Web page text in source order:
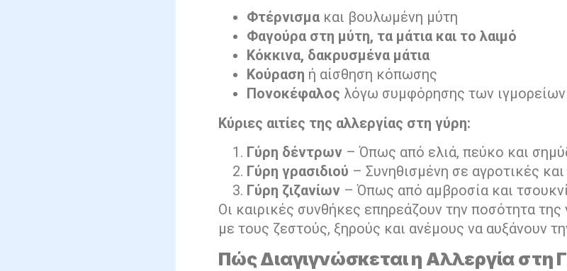
Φτέρνισμα και βουλωμένη μύτη
Φαγούρα στη μύτη, τα μάτια και το λαιμό
Κόκκινα, δακρυσμένα μάτια
Κούραση ή αίσθηση κόπωσης
Πονοκέφαλος λόγω συμφόρησης των ιγμορείων
Κύριες αιτίες της αλλεργίας στη γύρη:
Γύρη δέντρων – Όπως από ελιά, πεύκο και
Γύρη γρασιδιού – Συνηθισμένη σε αγροτικές
Γύρη ζιζανίων – Όπως από αμβροσία και
Οι καιρικές συνθήκες επηρεάζουν την ποσότητα
με τους ζεστούς, ξηρούς και ανέμους να αυξάνουν
Πώς Διαγιγνώσκεται η Αλλεργία στη